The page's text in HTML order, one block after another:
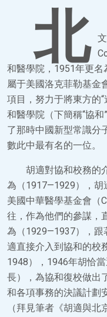
北
和醫學院，1951年更
屬于美國洛克菲勒基金
項目，努力于將東方的
和醫學院（下簡稱“協
了那時中國新型常識分
數此中最有名的一位。
胡適對協和校務的
為（1917—1929），胡
美國中華醫學基金會（
往，作為他們的參謀，
為（1929—1937），跟
適直接介入到協和的校
1948），1946年胡恰
長），為協和復校做出
和各項事務的決議計劃
（拜見筆者《胡適與